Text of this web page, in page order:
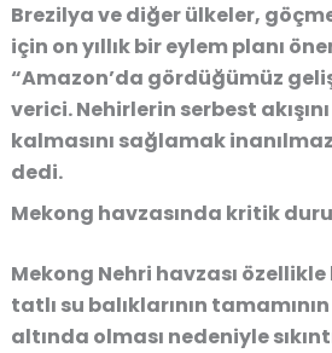
Brezilya ve diğer ülkeler,
için on yıllık bir eylem planı
“Amazon’da gördüğümüz
verici. Nehirlerin serbest akışını
kalmasını sağlamak
dedi.
Mekong havzasında kritik
Mekong Nehri havzası
tatlı su balıklarının
altında olması nedeniyle